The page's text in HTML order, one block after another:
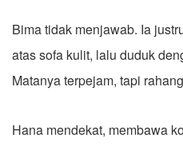
Bima tidak menjawab. Ia
atas sofa kulit, lalu duduk
Matanya terpejam, tapi
Hana mendekat, membawa